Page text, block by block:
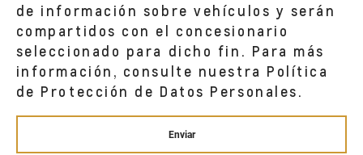
Proaño (esq)
CUENCA,
de información sobre vehículos y serán
compartidos con el concesionario
seleccionado para dicho fin. Para más
información, consulte nuestra Política
de Protección de Datos Personales.
Enviar